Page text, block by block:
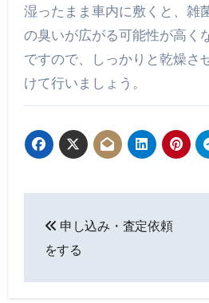
湿ったまま車内に敷くと、雑
の臭いが広がる可能性が高く
ですので、しっかりと乾燥さ
けて行いましょう。
稿
申し込み・査定依頼
をする